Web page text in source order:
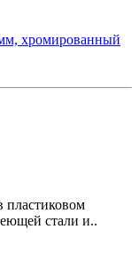
хромированный
пластиковом
стали и..